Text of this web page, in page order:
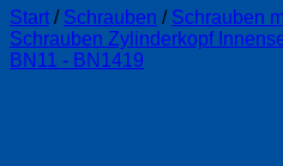
Start / Schrauben / Schrauben
Schrauben Zylinderkopf
BN11 - BN1419